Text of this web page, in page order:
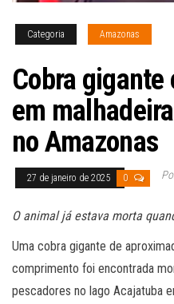
Categoria Amazonas
Cobra gigante
em
no Amazonas
27 de janeiro de 2025 0
O animal já estava morta
Uma cobra gigante de
comprimento foi encontrada
pescadores no lago Acajatuba